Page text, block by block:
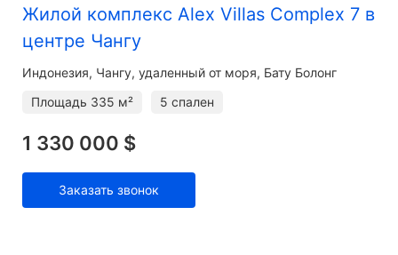
Жилой комплекс Alex Villas Complex 7 в
центре Чангу
Индонезия, Чангу, удаленный от моря, Бату Болонг
Площадь 335 м² 5 спален
1 330 000 $
Заказать звонок